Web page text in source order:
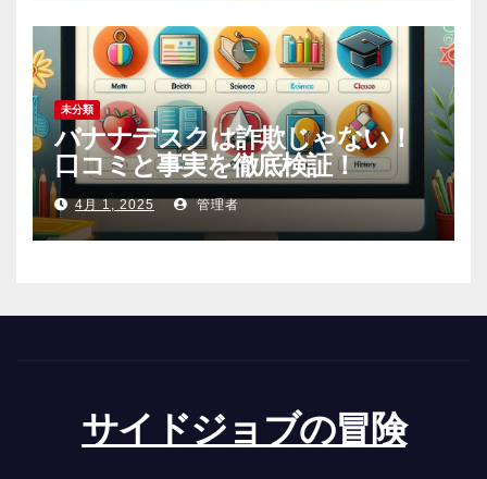
未分類
バナナデスクは詐欺じゃない！
口コミと事実を徹底検証！
4月 1, 2025 管理者
サイドジョブの冒険